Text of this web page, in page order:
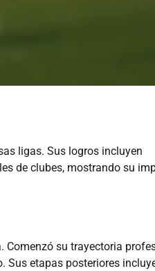
ligas. Sus logros incluyen
de clubes, mostrando su
Comenzó su trayectoria
Sus etapas posteriores